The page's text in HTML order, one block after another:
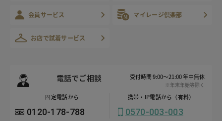
会員サービス マイレージ倶楽部
お店で試着サービス
電話でご相談 受付時間 9:00～21:00 年中無休
※年末年始等除く
固定電話から
0120-178-788
携帯・IP電話から（有料）
0570-003-003